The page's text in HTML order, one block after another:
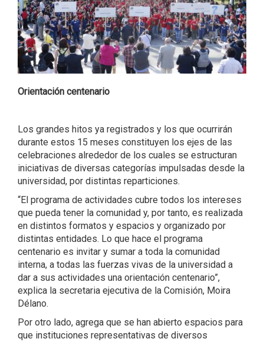
Orientación centenario
Los grandes hitos ya registrados y los que ocurrirán
durante estos 15 meses constituyen los ejes de las
celebraciones alrededor de los cuales se estructuran
iniciativas de diversas categorías impulsadas desde la
universidad, por distintas reparticiones.
“El programa de actividades cubre todos los intereses
que pueda tener la comunidad y, por tanto, es realizada
en distintos formatos y espacios y organizado por
distintas entidades. Lo que hace el programa
centenario es invitar y sumar a toda la comunidad
interna, a todas las fuerzas vivas de la universidad a
dar a sus actividades una orientación centenario”,
explica la secretaria ejecutiva de la Comisión, Moira
Délano.
Por otro lado, agrega que se han abierto espacios para
que instituciones representativas de diversos